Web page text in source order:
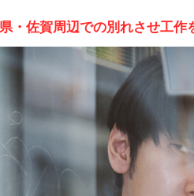
・佐賀周辺での別れさせ工作